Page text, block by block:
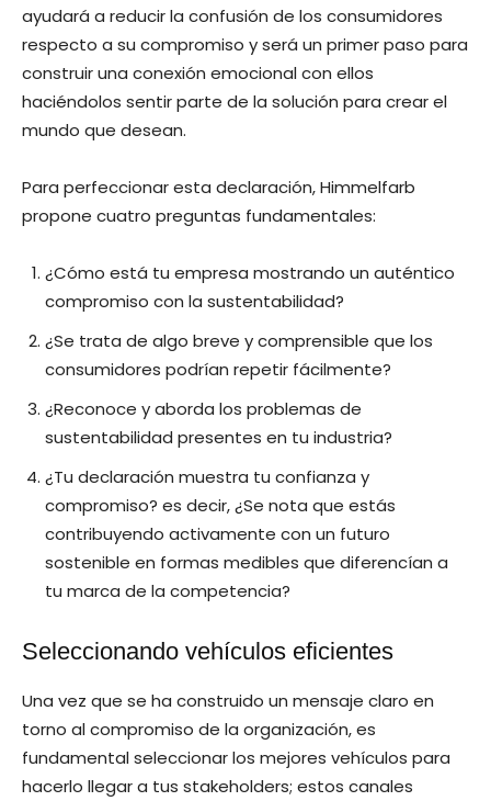
ayudará a reducir la confusión de los consumidores
respecto a su compromiso y será un primer paso para
construir una conexión emocional con ellos
haciéndolos sentir parte de la solución para crear el
mundo que desean.
Para perfeccionar esta declaración, Himmelfarb
propone cuatro preguntas fundamentales:
¿Cómo está tu empresa mostrando un auténtico
compromiso con la sustentabilidad?
¿Se trata de algo breve y comprensible que los
consumidores podrían repetir fácilmente?
¿Reconoce y aborda los problemas de
sustentabilidad presentes en tu industria?
¿Tu declaración muestra tu confianza y
compromiso? es decir, ¿Se nota que estás
contribuyendo activamente con un futuro
sostenible en formas medibles que diferencían a
tu marca de la competencia?
Seleccionando vehículos eficientes
Una vez que se ha construido un mensaje claro en
torno al compromiso de la organización, es
fundamental seleccionar los mejores vehículos para
hacerlo llegar a tus stakeholders; estos canales